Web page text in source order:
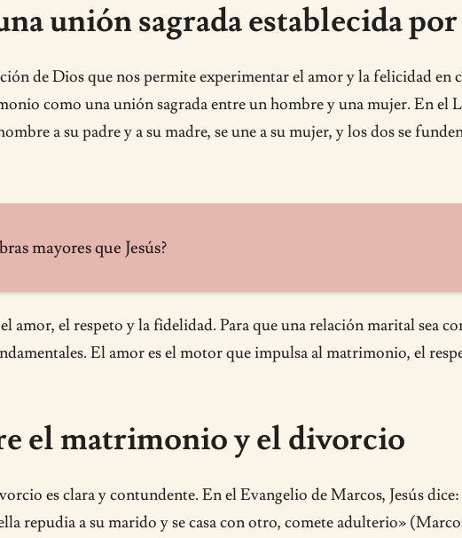
unión sagrada establecida
de Dios que nos permite experimentar el amor y la felicidad en
como una unión sagrada entre un hombre y una mujer. En el
a su padre y a su madre, se une a su mujer, y los dos se
mayores que Jesús?
amor, el respeto y la fidelidad. Para que una relación marital sea
El amor es el motor que impulsa al matrimonio, el
el matrimonio y el divorcio
es clara y contundente. En el Evangelio de Marcos, Jesús
repudia a su marido y se casa con otro, comete adulterio»